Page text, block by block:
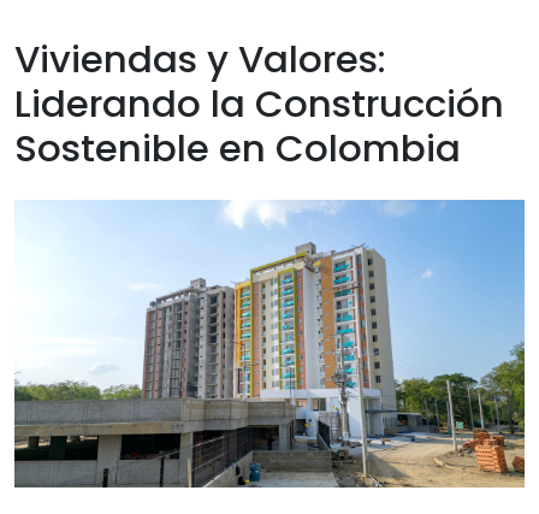
Viviendas y Valores:
Liderando la Construcción
Sostenible en Colombia